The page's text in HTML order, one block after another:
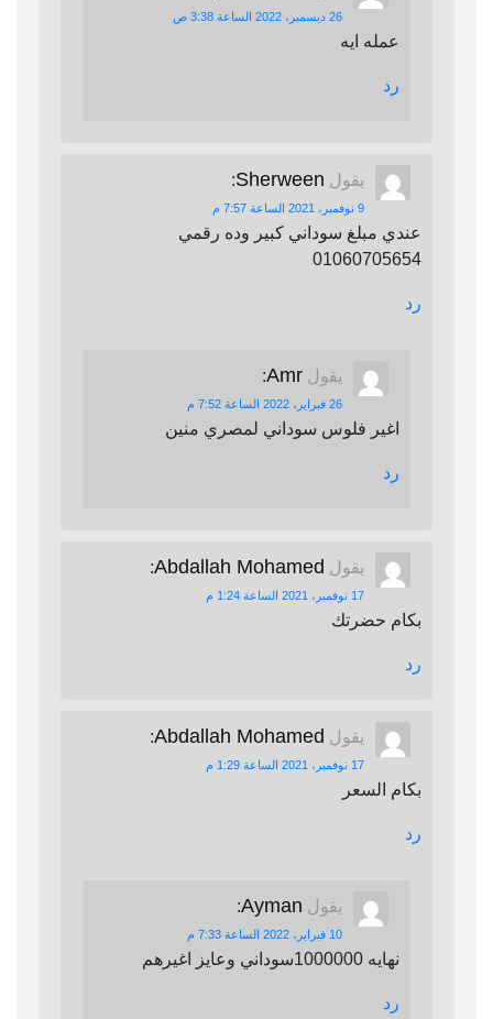
26 ديسمبر، 2022 الساعة 3:38 ص
عمله ايه
رد
يقول Sherween
:
9 نوفمبر، 2021 الساعة 7:57 م
عندي مبلغ سوداني كبير وده رقمي
01060705654
رد
يقول Amr
:
26 فبراير، 2022 الساعة 7:52 م
اغير فلوس سوداني لمصري منين
رد
يقول Abdallah Mohamed
:
17 نوفمبر، 2021 الساعة 1:24 م
بكام حضرتك
رد
يقول Abdallah Mohamed
:
17 نوفمبر، 2021 الساعة 1:29 م
بكام السعر
رد
يقول Ayman
:
10 فبراير، 2022 الساعة 7:33 م
نهايه 1000000سوداني وعايز اغيرهم
رد